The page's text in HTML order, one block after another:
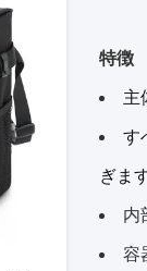
特徴
主
す
ぎま
内
容